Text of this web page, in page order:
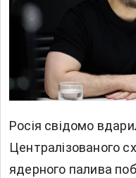
Росія свідомо
Централізованого
ядерного палива